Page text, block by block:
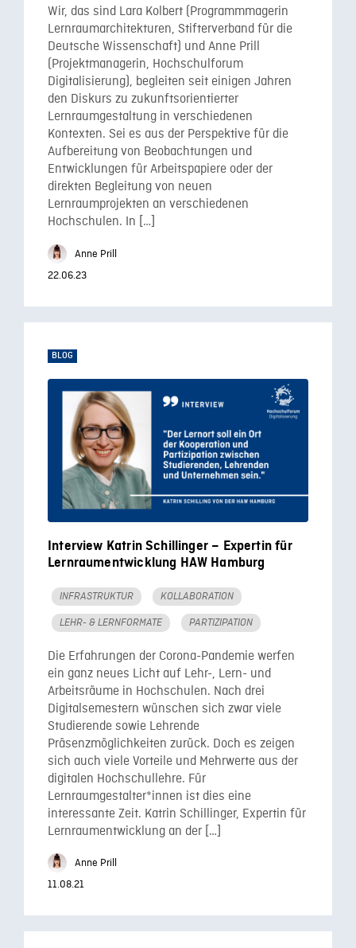
Wir, das sind Lara Kolbert (Programmmagerin
Lernraumarchitekturen, Stifterverband für die
Deutsche Wissenschaft) und Anne Prill
(Projektmanagerin, Hochschulforum
Digitalisierung), begleiten seit einigen Jahren
den Diskurs zu zukunftsorientierter
Lernraumgestaltung in verschiedenen
Kontexten. Sei es aus der Perspektive für die
Aufbereitung von Beobachtungen und
Entwicklungen für Arbeitspapiere oder der
direkten Begleitung von neuen
Lernraumprojekten an verschiedenen
Hochschulen. In […]
Anne Prill
22.06.23
BLOG
Interview Katrin Schillinger – Expertin für
Lernraumentwicklung HAW Hamburg
INFRASTRUKTUR KOLLABORATION
LEHR- & LERNFORMATE PARTIZIPATION
Die Erfahrungen der Corona-Pandemie werfen
ein ganz neues Licht auf Lehr-, Lern- und
Arbeitsräume in Hochschulen. Nach drei
Digitalsemestern wünschen sich zwar viele
Studierende sowie Lehrende
Präsenzmöglichkeiten zurück. Doch es zeigen
sich auch viele Vorteile und Mehrwerte aus der
digitalen Hochschullehre. Für
Lernraumgestalter*innen ist dies eine
interessante Zeit. Katrin Schillinger, Expertin für
Lernraumentwicklung an der […]
Anne Prill
11.08.21